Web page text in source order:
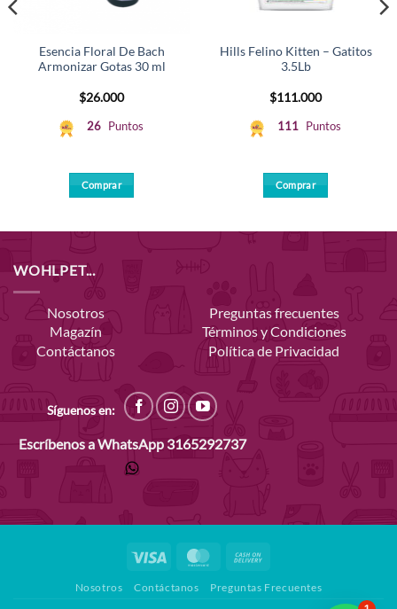
Esencia Floral De Bach
Armonizar Gotas 30 ml
$26.000
26 Puntos
Comprar
Hills Felino Kitten – Gatitos
3.5Lb
$111.000
111 Puntos
Comprar
WOHLPET...
Nosotros
Magazín
Contáctanos
Preguntas frecuentes
Términos y Condiciones
Política de Privacidad
Síguenos en:
Escríbenos a WhatsApp 3165292737
Visa MasterCard
Delivery
Nosotros Contáctanos Preguntas Frecuentes